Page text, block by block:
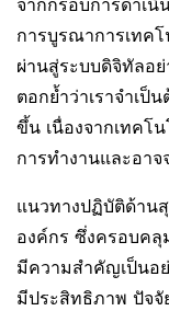
การบูรณาการเทค
ผ่านสู่ระบบดิจิทัลอย่
ตอกย้ำว่าเราจำเ
ขึ้น เนื่องจากเทคโ
การทำงานและอา
แนวทางปฏิบัติด้าน
องค์กร ซึ่งครอบคลุ
มีความสำคัญเป็นอย่
มีประสิทธิภาพ ปัจจั